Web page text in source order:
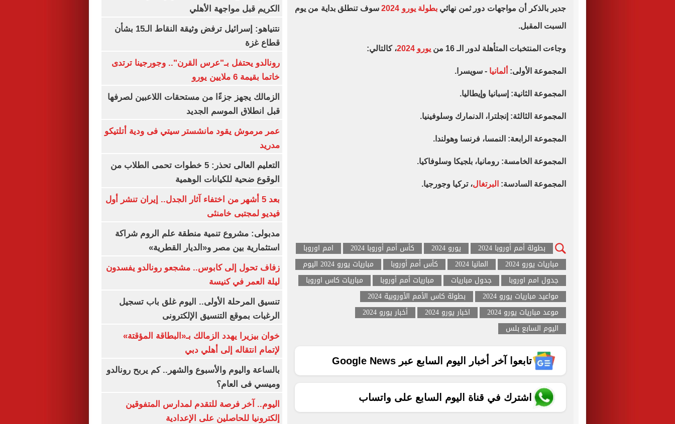
جدير بالذكر أن مواجهات دور ثمن نهائي بطولة يورو 2024 سوف تنطلق بداية من يوم
السبت المقبل.
وجاءت المنتخبات المتأهلة لدور الـ 16 من يورو 2024 ، كالتالي:
المجموعة الأولى: ألمانيا - سويسرا.
المجموعة الثانية: إسبانيا وإيطاليا.
المجموعة الثالثة: إنجلترا، الدنمارك وسلوفينيا.
المجموعة الرابعة: النمسا، فرنسا وهولندا.
المجموعة الخامسة: رومانيا، بلجيكا وسلوفاكيا.
المجموعة السادسة: البرتغال، تركيا وجورجيا.
بطولة أمم أوروبا 2024 يورو 2024 كأس أمم أوروبا 2024
امم اوروبا
مباريات يورو 2024
المانيا 2024 كأس أمم أوروبا
مباريات يورو 2024 اليوم
جدول امم اوروبا
جدول مباريات مباريات أمم أوروبا
مباريات كاس اوروبا
مواعيد مباريات يورو 2024
بطولة كاس الأمم الأوروبية 2024
موعد مباريات يورو 2024
اخبار يورو 2024
أخبار يورو 2024
اليوم السابع بلس
تابعوا آخر أخبار اليوم السابع عبر Google News
اشترك في قناة اليوم السابع على واتساب
الكريم قبل مواجهة الأهلي
نتنياهو: إسرائيل ترفض وثيقة النقاط الـ15 بشأن
قطاع غزة
رونالدو يحتفل بـ"عرس القرن".. وجورجينا ترتدى
خاتما بقيمة 6 ملايين يورو
الزمالك يجهز جزءًا من مستحقات اللاعبين لصرفها
قبل انطلاق الموسم الجديد
عمر مرموش يقود مانشستر سيتي فى ودية أتلتيكو
مدريد
التعليم العالى تحذر: 5 خطوات تحمى الطلاب من
الوقوع ضحية للكيانات الوهمية
بعد 5 أشهر من اختفاء آثار الجدل.. إيران تنشر أول
فيديو لمجتبى خامنئى
مدبولى: مشروع تنمية منطقة علم الروم شراكة
استثمارية بين مصر و«الديار القطرية»
زفاف تحول إلى كابوس.. مشجعو رونالدو يفسدون
ليلة العمر في كنيسة
تنسيق المرحلة الأولى.. اليوم غلق باب تسجيل
الرغبات بموقع التنسيق الإلكترونى
خوان بيزيرا يهدد الزمالك بـ«البطاقة المؤقتة»
لإتمام انتقاله إلى أهلي دبي
بالساعة واليوم والأسبوع والشهر.. كم يربح رونالدو
وميسي فى العام؟
اليوم.. آخر فرصة للتقدم لمدارس المتفوقين
إلكترونيا للحاصلين على الإعدادية